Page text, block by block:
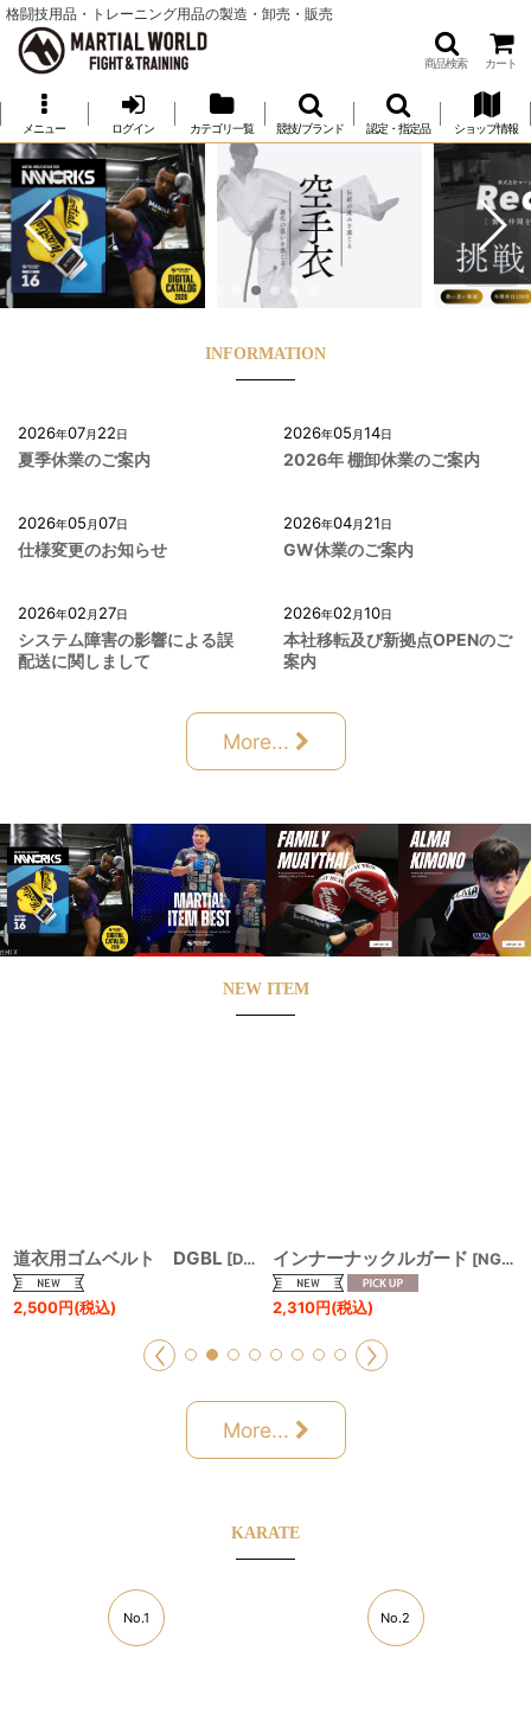
格闘技用品・トレーニング用品の製造・卸売・販売
商品検索 カート
メニュー ログイン カテゴリ一覧 競技/ブランド 認定・指定品 ショップ情報
INFORMATION
2026年07月 22日
夏季休業のご案内
2026年05 月14日
2026年 棚卸休業のご案内
2026年05 月07日
仕様変更のお知らせ
2026年04月 21日
GW休業のご案内
2026年02 月 27日
システム障害の影響による誤
配送に関しまして
2026年02 月10日
本社移転及び新拠点OPENのご
案内
More...
NEW ITEM
道衣用ゴムベルト DGBL [DGBL ]
2,500円(税込)
インナーナックルガード [NG-IKG
2,310円(税込)
More...
KARATE
No.1 No.2